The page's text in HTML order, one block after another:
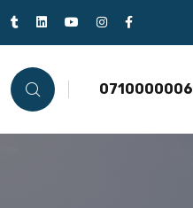
0710000006